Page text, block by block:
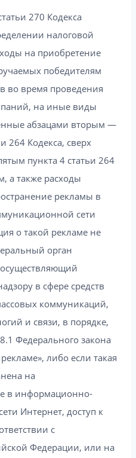
270 Кодекса
налоговой
на приобретение
победителям
во время проведения
на иные виды
абзацами вторым —
264 Кодекса, сверх
пункта 4 статьи 264
а также расходы
рекламы в
сети
о такой рекламе не
орган
в сфере средств
коммуникаций,
и связи, в порядке,
Федерального закона
либо если такая
на
в информационно-
Интернет, доступ к
с
Федерации, или на